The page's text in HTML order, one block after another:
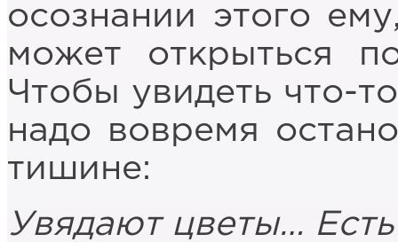
осознании этого
может открыться
Чтобы увидеть что-
надо вовремя
тишине:
Увядают цветы…